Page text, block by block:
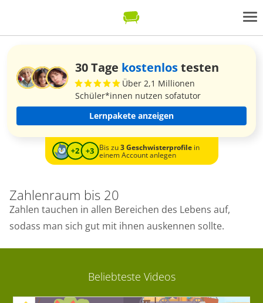
30 Tage kostenlostesten
Über 2,1 Millionen
Schüler*innen nutzen sofatutor
Lernpakete anzeigen
Bis zu3 Geschwisterprofilein
einem Account anlegen
Zahlenraum bis 20
Zahlen tauchen in allen Bereichen des Lebens auf,
sodass man sich gut mit ihnen auskennen sollte.
Beliebteste Videos